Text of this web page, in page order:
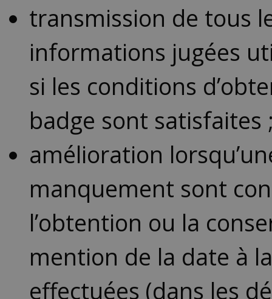
transmission de tous
informations jugées
si les conditions
badge sont satisfaites
amélioration
manquement sont
l’obtention ou la
mention de la date à
effectuées (dans les